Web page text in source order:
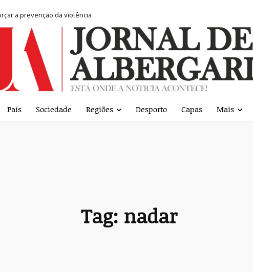
a prevenção da violência
País Sociedade Regiões Desporto Capas Mais
Tag: nadar